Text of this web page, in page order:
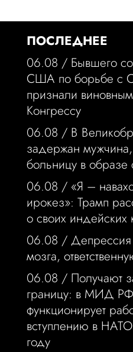
ПОСЛЕДНЕЕ
06.08 / Бывшего
США по борьбе с
признали
Конгрессу
06.08 / В
задержан
больницу в образе
06.08 / «Я –
ирокез»: Трамп
о своих индейских
06.08 /
мозга,
06.08 / Получают
границу: в МИД
функционирует
вступлению в
году